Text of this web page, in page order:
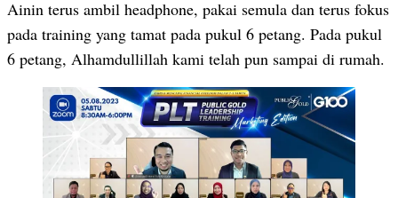
Ainin terus ambil headphone, pakai semula dan terus fokus
pada training yang tamat pada pukul 6 petang. Pada pukul
6 petang, Alhamdullillah kami telah pun sampai di rumah.